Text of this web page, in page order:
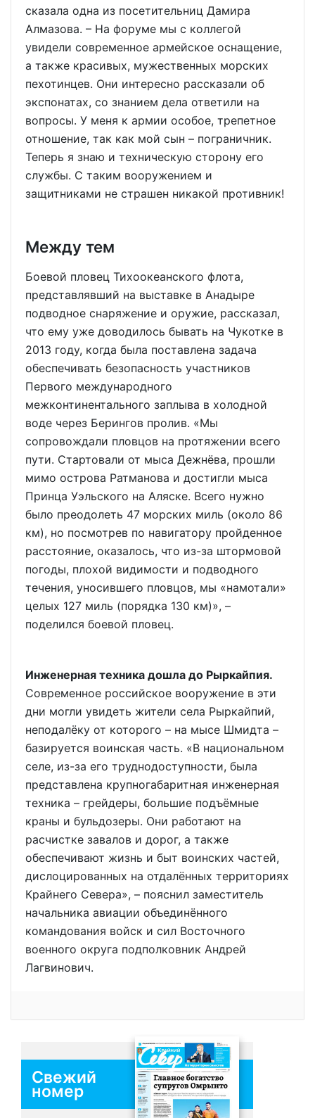
сказала одна из посетительниц Дамира
Алмазова. – На форуме мы с коллегой
увидели современное армейское оснащение,
а также красивых, мужественных морских
пехотинцев. Они интересно рассказали об
экспонатах, со знанием дела ответили на
вопросы. У меня к армии особое, трепетное
отношение, так как мой сын – пограничник.
Теперь я знаю и техническую сторону его
службы. С таким вооружением и
защитниками не страшен никакой противник!
Между тем
Боевой пловец Тихоокеанского флота,
представлявший на выставке в Анадыре
подводное снаряжение и оружие, рассказал,
что ему уже доводилось бывать на Чукотке в
2013 году, когда была поставлена задача
обеспечивать безопасность участников
Первого международного
межконтинентального заплыва в холодной
воде через Берингов пролив. «Мы
сопровождали пловцов на протяжении всего
пути. Стартовали от мыса Дежнёва, прошли
мимо острова Ратманова и достигли мыса
Принца Уэльского на Аляске. Всего нужно
было преодолеть 47 морских миль (около 86
км), но посмотрев по навигатору пройденное
расстояние, оказалось, что из-за штормовой
погоды, плохой видимости и подводного
течения, уносившего пловцов, мы «намотали»
целых 127 миль (порядка 130 км)», –
поделился боевой пловец.
Инженерная техника дошла до Рыркайпия.
Современное российское вооружение в эти
дни могли увидеть жители села Рыркайпий,
неподалёку от которого – на мысе Шмидта –
базируется воинская часть. «В национальном
селе, из-за его труднодоступности, была
представлена крупногабаритная инженерная
техника – грейдеры, большие подъёмные
краны и бульдозеры. Они работают на
расчистке завалов и дорог, а также
обеспечивают жизнь и быт воинских частей,
дислоцированных на отдалённых территориях
Крайнего Севера», – пояснил заместитель
начальника авиации объединённого
командования войск и сил Восточного
военного округа подполковник Андрей
Лагвинович.
Свежий
номер